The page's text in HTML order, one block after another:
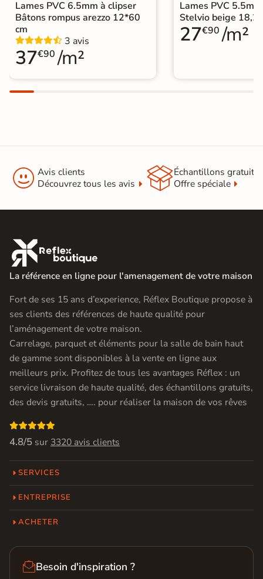
Sous-couche
intégrée
oui
Format Simplifié
Parquet
Lames PVC 6.5mm à clipser
Bâtons rompus arezzo 12*60
cm
3 avis
37€90 /m²
Lames PVC
Stelvio beige
27€90 /m²
 Avis clients
Découvrez tous les avis
Échantillons gratuit
Offre spéciale

La référence en ligne pour l'amenagement de votre maison
Fort de ses 15 ans d’experience, Réflex Boutique propose à
ses clients des références de haute qualité pour
l’aménagement de votre maison.
Carrelage, parquet et éléments pour la salle de bain haut
de gamme sont disponibles à la vente en ligne aux
meilleurs prix. Profitez de tous les avantages Réflex : un
service livraison de haute qualité, des échantillons gratuits,
des devis gratuits, …. pour réaliser la maison de vos rêves

4.8/5 sur 3320 avis clients
SERVICES
ENTREPRISE
ACHETER
Besoin d'inspiration ?